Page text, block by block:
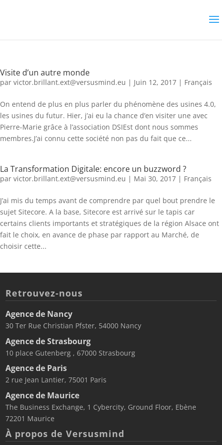
Visite d’un autre monde
par victor.brillant.ext@versusmind.eu | Juin 12, 2017 | Français
On entend de plus en plus parler du phénomène des usines 4.0,
les usines du futur. Hier, j’ai eu la chance d’en visiter une avec
Pierre-Marie grâce à l’association DSIEst dont nous sommes
membres.J’ai connu cette société non pas du fait que ce...
La Transformation Digitale: encore un buzzword ?
par victor.brillant.ext@versusmind.eu | Mai 30, 2017 | Français
J’ai mis du temps avant de comprendre par quel bout prendre le
sujet Sitecore. A la base, Sitecore est arrivé sur le tapis car
certains clients importants et stratégiques de la région Alsace ont
fait le choix, en avance de phase par rapport au Marché, de
choisir cette...
Retrouvez-nous
Agence de Nancy
30 Ter Rue Christian Pfster, 54000 Nancy
Agence de Strasbourg
10 place Gutenberg , 67000 Strasbourg
Agence de Paris
2 rue Jean Lantier, 75001 Paris
Agence de Maurice
The Business Exchange, 1 Cybercity, Ground Floor, Ebène
72201 Maurice
À propos de Versusmind